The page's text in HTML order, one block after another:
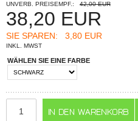
UNVERB. PREISEMPF.: 42,00 EUR
38,20 EUR
SIE SPAREN: 3,80 EUR
INKL. MWST
WÄHLEN SIE EINE FARBE